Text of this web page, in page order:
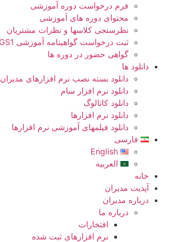
فرم درخواست دوره آموزشی
محتوای دوره های آموزشی
نظرسنجی کلاسها و نظرات مشتریان
ثبت درخواست گواهینامه آموزشی GS1
گواهی حضور در دوره ها
دانلود ها
دانلود بسته نصب نرم افزارهای مدیران
دانلود نرم افزار سام
دانلود کاتالوگ
دانلود نرم افزارها
دانلود فیلمهای آموزشی نرم افزارها
فارسی
English
العربیه
خانه
آپدیت مدیران
درباره مدیران
درباره ما
افتخارات
نرم افزارهای ثبت شده